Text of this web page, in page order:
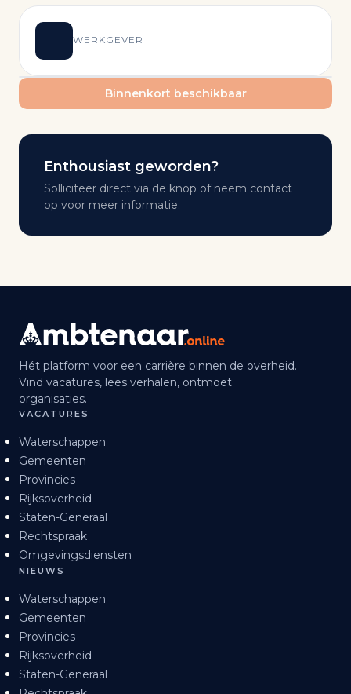
WERKGEVER
Binnenkort beschikbaar
Enthousiast geworden?
Solliciteer direct via de knop of neem contact
op voor meer informatie.
Hét platform voor een carrière binnen de overheid.
Vind vacatures, lees verhalen, ontmoet
organisaties.
VACATURES
Waterschappen
Gemeenten
Provincies
Rijksoverheid
Staten-Generaal
Rechtspraak
Omgevingsdiensten
NIEUWS
Waterschappen
Gemeenten
Provincies
Rijksoverheid
Staten-Generaal